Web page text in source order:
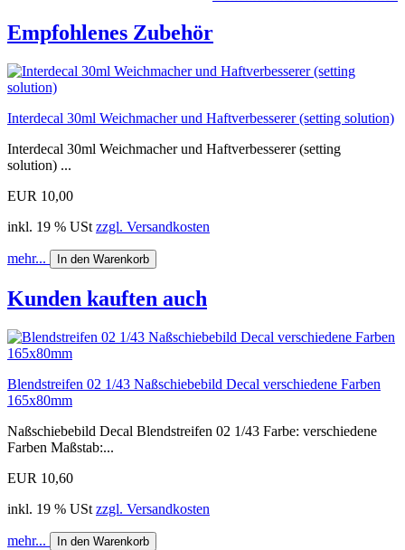
Empfohlenes Zubehör
Interdecal 30ml Weichmacher und Haftverbesserer (setting solution)
Interdecal 30ml Weichmacher und Haftverbesserer (setting
solution) ...
EUR 10,00
inkl. 19 % USt zzgl. Versandkosten
mehr... In den Warenkorb
Kunden kauften auch
Blendstreifen 02 1/43 Naßschiebebild Decal verschiedene Farben
165x80mm
Naßschiebebild Decal Blendstreifen 02 1/43 Farbe: verschiedene
Farben Maßstab:...
EUR 10,60
inkl. 19 % USt zzgl. Versandkosten
mehr... In den Warenkorb